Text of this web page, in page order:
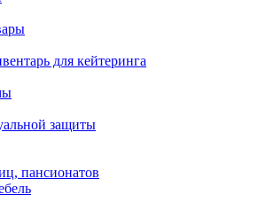
для кейтеринга
защиты
пансионатов